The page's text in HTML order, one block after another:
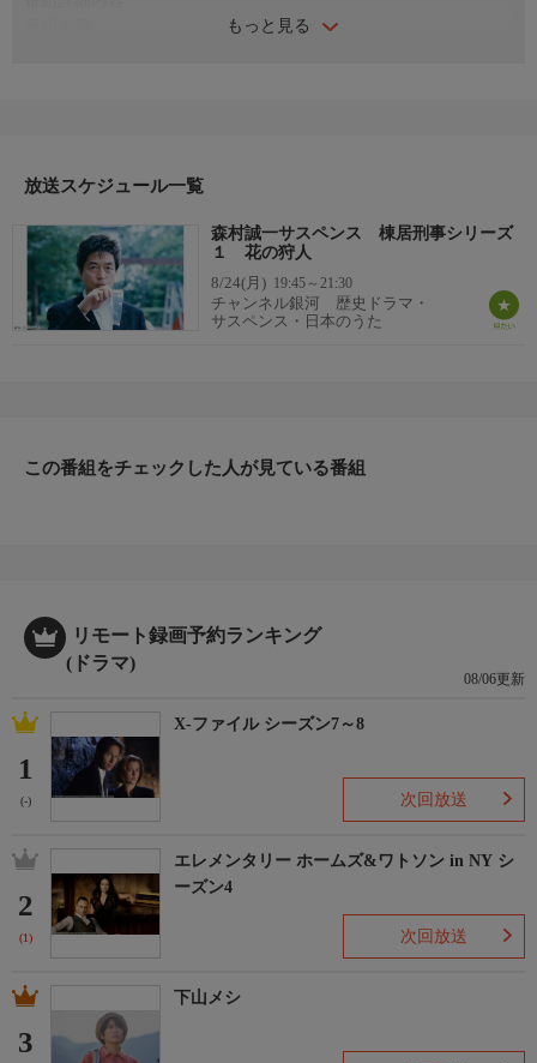
もっと見る
の現行犯で逮捕され、取調べ中に里子殺しを自供するが、棟居と
出演者
中村雅俊、雛形あきこ、竜雷太、穂積隆信、原久美子、羽場裕
一、片岡礼子、小沢和義、石丸謙二郎、浅見小四郎、樋口浩二、
朝倉伸二、中根徹、大島蓉子、橘雪子、床嶋佳子 ほか
放送スケジュール一覧
森村誠一サスペンス 棟居刑事シリーズ
１ 花の狩人
8/24(月) 19:45～21:30
チャンネル銀河 歴史ドラマ・
サスペンス・日本のうた
この番組をチェックした人が見ている番組
リモート録画予約ランキング
(ドラマ)
08/06更新
1
(-)
X-ファイル シーズン7～8
次回放送
2
(1)
エレメンタリー ホームズ&ワトソン in NY シ
ーズン4
次回放送
3
下山メシ